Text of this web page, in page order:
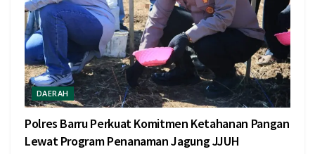
DAERAH
Polres Barru Perkuat Komitmen Ketahanan Pangan
Lewat Program Penanaman Jagung JJUH